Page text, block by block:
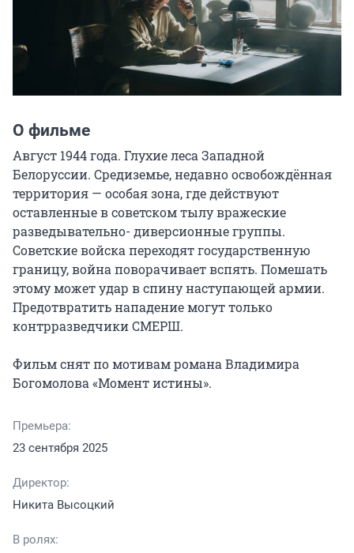
О фильме
Август 1944 года. Глухие леса Западной
Белоруссии. Средиземье, недавно освобождённая
территория — особая зона, где действуют
оставленные в советском тылу вражеские
разведывательно- диверсионные группы.
Советские войска переходят государственную
границу, война поворачивает вспять. Помешать
этому может удар в спину наступающей армии.
Предотвратить нападение могут только
контрразведчики СМЕРШ.
Фильм снят по мотивам романа Владимира
Богомолова «Момент истины».
Премьера:
23 сентября 2025
Директор:
Никита Высоцкий
В ролях: